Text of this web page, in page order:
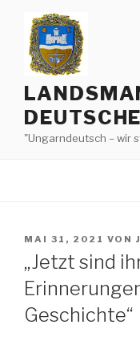
springen
"Ungarndeutsch – wir
VERÖFFENTLICHT
AM
MAI 31, 2021 VON
„Jetzt sind
Geschichte“